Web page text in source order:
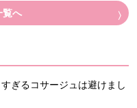
覧へ
ぎるコサージュは避けまし